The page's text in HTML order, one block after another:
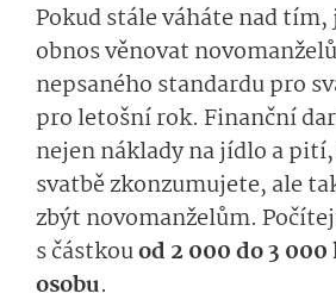
Pokud stále váháte nad
obnos věnovat
nepsaného standardu pro
pro letošní rok. Finanční
nejen náklady na jídlo a
svatbě zkonzumujete, ale
zbýt novomanželům.
s částkouod 2 000 do 3
osobu.